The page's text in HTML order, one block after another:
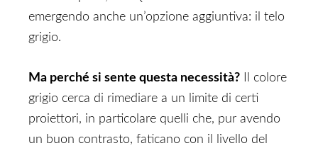
emergendo anche un’opzione aggiuntiva: il telo
grigio.
Ma perché si sente questa necessità? Il colore
grigio cerca di rimediare a un limite di certi
proiettori, in particolare quelli che, pur avendo
un buon contrasto, faticano con il livello del